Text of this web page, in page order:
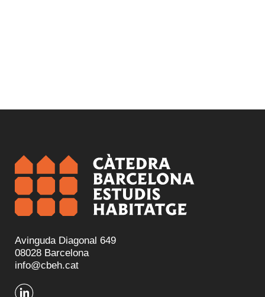
Avinguda Diagonal 649
08028 Barcelona
info@cbeh.cat